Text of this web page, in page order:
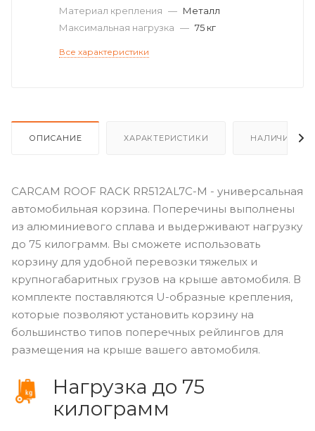
Материал крепления — Металл
Максимальная нагрузка — 75 кг
Все характеристики
ОПИСАНИЕ ХАРАКТЕРИСТИКИ НАЛИЧИЕ
CARCAM ROOF RACK RR512AL7C-M - универсальная
автомобильная корзина. Поперечины выполнены
из алюминиевого сплава и выдерживают нагрузку
до 75 килограмм. Вы сможете использовать
корзину для удобной перевозки тяжелых и
крупногабаритных грузов на крыше автомобиля. В
комплекте поставляются U-образные крепления,
которые позволяют установить корзину на
большинство типов поперечных рейлингов для
размещения на крыше вашего автомобиля.
Нагрузка до 75
килограмм